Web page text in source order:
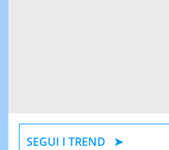
SEGUI I TREND